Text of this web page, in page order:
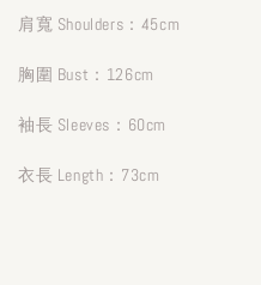
肩寬 Shoulders：45cm
胸圍 Bust：126cm
袖長 Sleeves：60cm
衣長 Length：73cm